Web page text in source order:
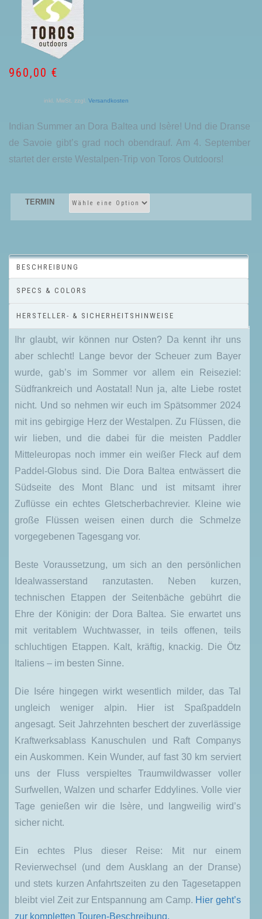
960,00 €
inkl. MwSt. zzgl. Versandkosten
Indian Summer an Dora Baltea und Isère! Und die Dranse
de Savoie gibt’s grad noch obendrauf. Am 4. September
startet der erste Westalpen-Trip von Toros Outdoors!
TERMIN
BESCHREIBUNG
SPECS & COLORS
HERSTELLER- & SICHERHEITSHINWEISE
Ihr glaubt, wir können nur Osten? Da kennt ihr uns
aber schlecht! Lange bevor der Scheuer zum Bayer
wurde, gab’s im Sommer vor allem ein Reiseziel:
Südfrankreich und Aostatal! Nun ja, alte Liebe rostet
nicht. Und so nehmen wir euch im Spätsommer 2024
mit ins gebirgige Herz der Westalpen. Zu Flüssen, die
wir lieben, und die dabei für die meisten Paddler
Mitteleuropas noch immer ein weißer Fleck auf dem
Paddel-Globus sind. Die Dora Baltea entwässert die
Südseite des Mont Blanc und ist mitsamt ihrer
Zuflüsse ein echtes Gletscherbachrevier. Kleine wie
große Flüssen weisen einen durch die Schmelze
vorgegebenen Tagesgang vor.
Beste Voraussetzung, um sich an den persönlichen
Idealwasserstand ranzutasten. Neben kurzen,
technischen Etappen der Seitenbäche gebührt die
Ehre der Königin: der Dora Baltea. Sie erwartet uns
mit veritablem Wuchtwasser, in teils offenen, teils
schluchtigen Etappen. Kalt, kräftig, knackig. Die Ötz
Italiens – im besten Sinne.
Die Isére hingegen wirkt wesentlich milder, das Tal
ungleich weniger alpin. Hier ist Spaßpaddeln
angesagt. Seit Jahrzehnten beschert der zuverlässige
Kraftwerksablass Kanuschulen und Raft Companys
ein Auskommen. Kein Wunder, auf fast 30 km serviert
uns der Fluss verspieltes Traumwildwasser voller
Surfwellen, Walzen und scharfer Eddylines. Volle vier
Tage genießen wir die Isère, und langweilig wird’s
sicher nicht.
Ein echtes Plus dieser Reise: Mit nur einem
Revierwechsel (und dem Ausklang an der Dranse)
und stets kurzen Anfahrtszeiten zu den Tagesetappen
bleibt viel Zeit zur Entspannung am Camp. Hier geht’s
zur kompletten Touren-Beschreibung.